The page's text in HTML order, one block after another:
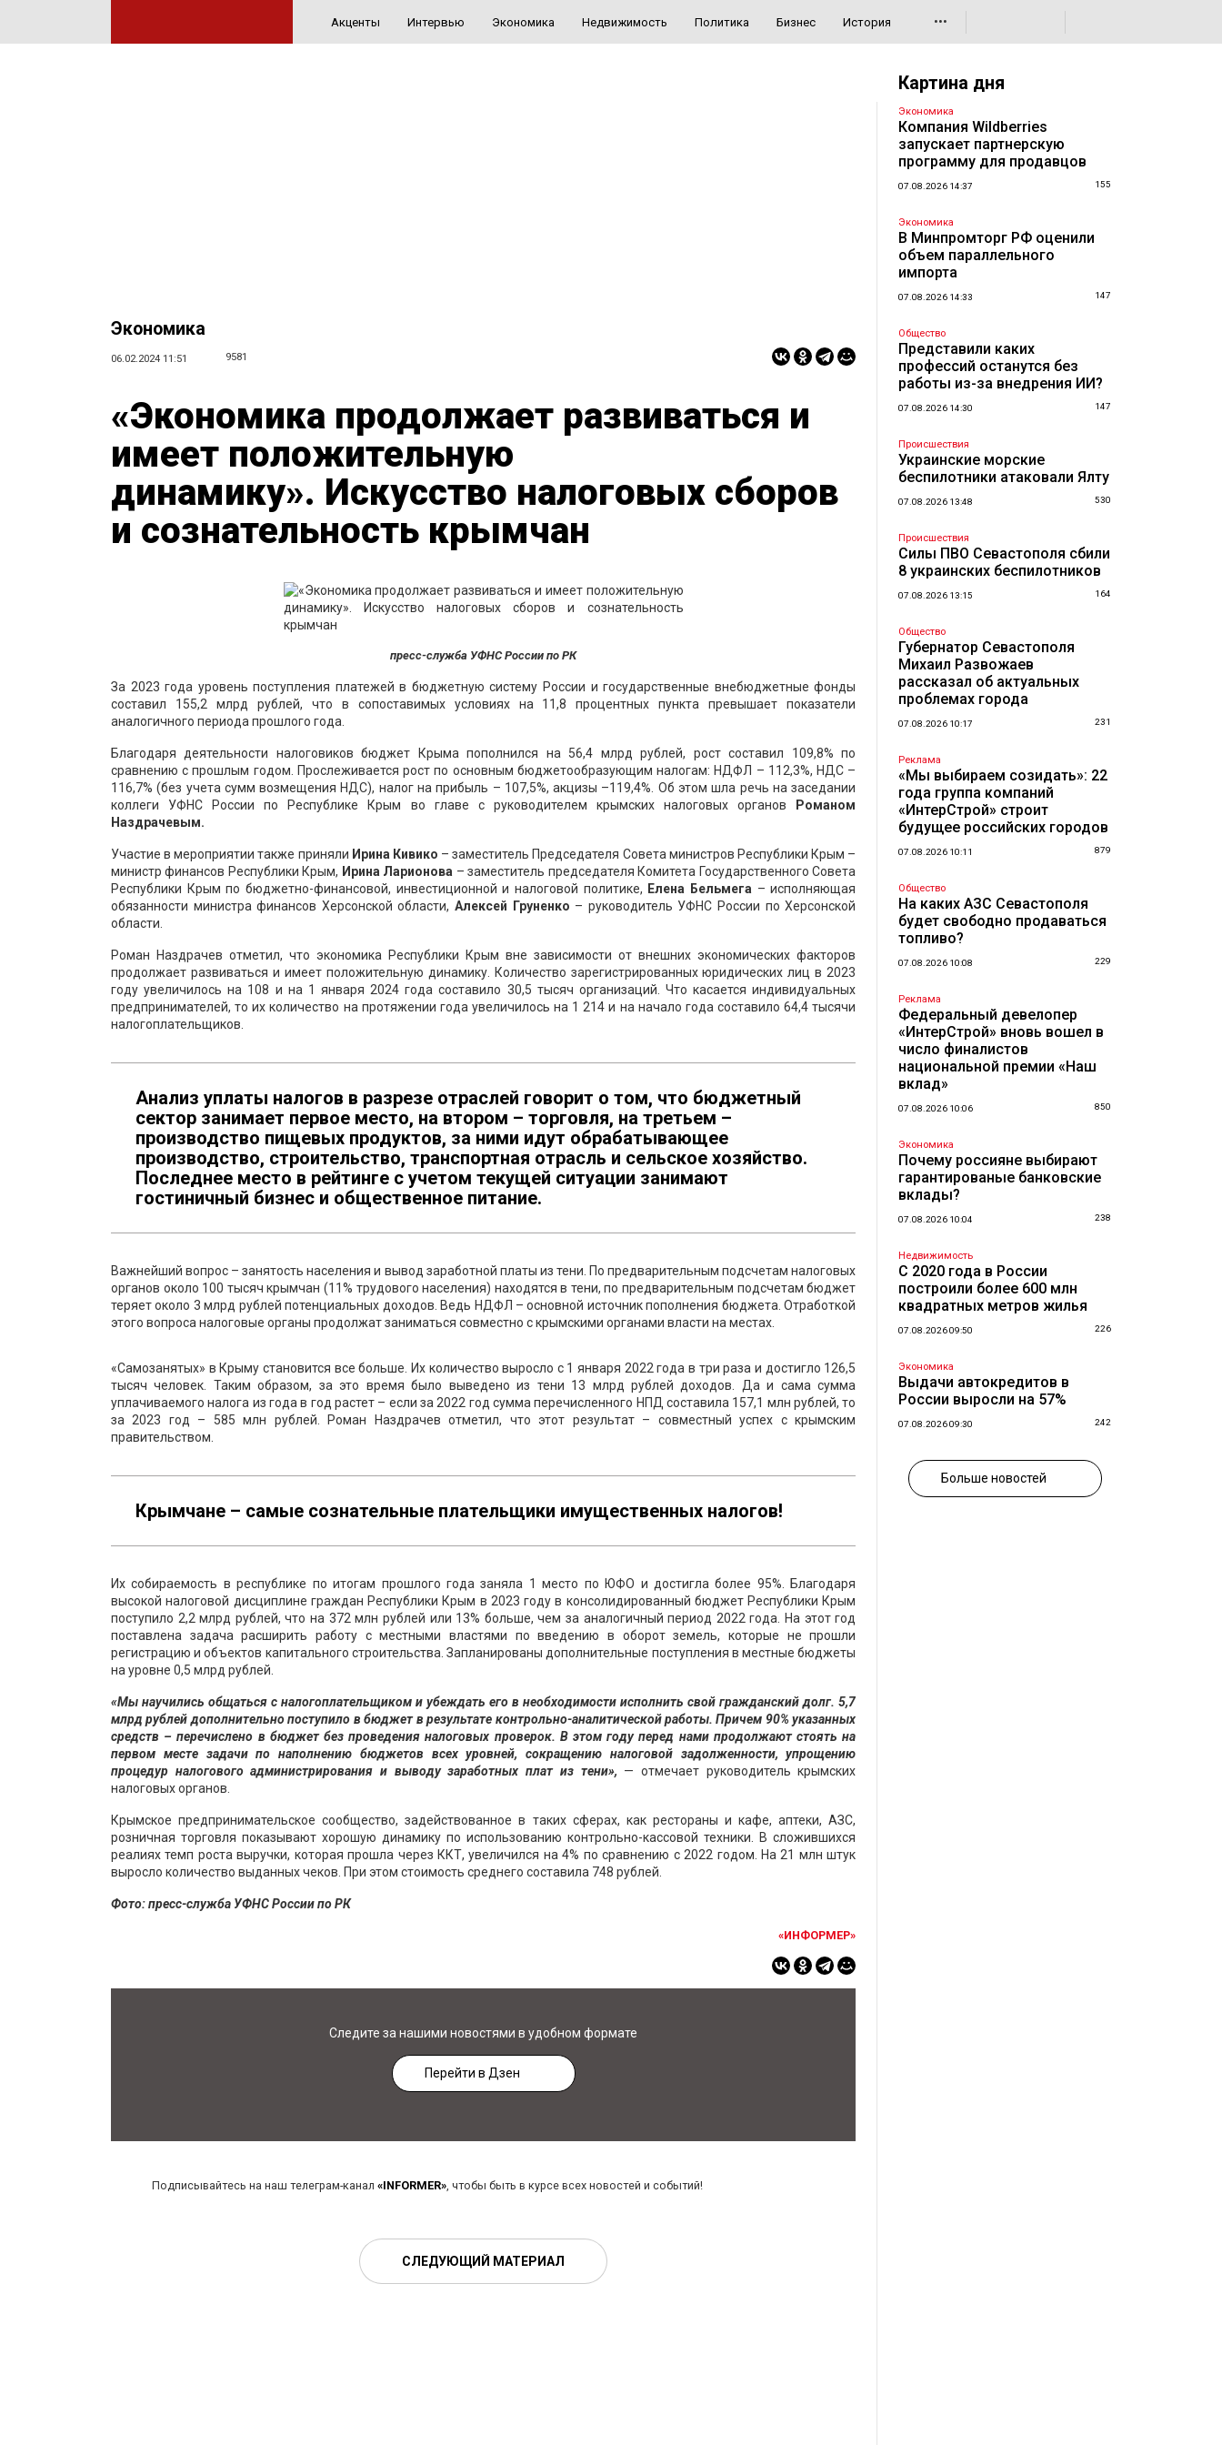
Акценты Интервью Экономика Недвижимость Политика Бизнес История •••
Экономика
06.02.2024 11:51 9581
«Экономика продолжает развиваться и
имеет положительную
динамику». Искусство налоговых сборов
и сознательность крымчан
пресс-служба УФНС России по РК
За 2023 года уровень поступления платежей в бюджетную систему России и государственные внебюджетные фонды
составил 155,2 млрд рублей, что в сопоставимых условиях на 11,8 процентных пункта превышает показатели
аналогичного периода прошлого года.
Благодаря деятельности налоговиков бюджет Крыма пополнился на 56,4 млрд рублей, рост составил 109,8% по
сравнению с прошлым годом. Прослеживается рост по основным бюджетообразующим налогам: НДФЛ – 112,3%, НДС –
116,7% (без учета сумм возмещения НДС), налог на прибыль – 107,5%, акцизы –119,4%. Об этом шла речь на заседании
коллеги УФНС России по Республике Крым во главе с руководителем крымских налоговых органов
Романом
Наздрачевым.
Участие в мероприятии также приняли Ирина Кивико – заместитель Председателя Совета министров Республики Крым –
министр финансов Республики Крым, Ирина Ларионова – заместитель председателя Комитета Государственного Совета
Республики Крым по бюджетно-финансовой, инвестиционной и налоговой политике, Елена Бельмега – исполняющая
обязанности министра финансов Херсонской области,Алексей Груненко – руководитель УФНС России по Херсонской
области.
Роман Наздрачев отметил, что экономика Республики Крым вне зависимости от внешних экономических факторов
продолжает развиваться и имеет положительную динамику. Количество зарегистрированных юридических лиц в 2023
году увеличилось на 108 и на 1 января 2024 года составило 30,5 тысяч организаций. Что касается индивидуальных
предпринимателей, то их количество на протяжении года увеличилось на 1 214 и на начало года составило 64,4 тысячи
налогоплательщиков.
Анализ уплаты налогов в разрезе отраслей говорит о том, что бюджетный
сектор занимает первое место, на втором – торговля, на третьем –
производство пищевых продуктов, за ними идут обрабатывающее
производство, строительство, транспортная отрасль и сельское хозяйство.
Последнее место в рейтинге с учетом текущей ситуации занимают
гостиничный бизнес и общественное питание.
Важнейший вопрос – занятость населения и вывод заработной платы из тени. По предварительным подсчетам налоговых
органов около 100 тысяч крымчан (11% трудового населения) находятся в тени, по предварительным подсчетам бюджет
теряет около 3 млрд рублей потенциальных доходов. Ведь НДФЛ – основной источник пополнения бюджета. Отработкой
этого вопроса налоговые органы продолжат заниматься совместно с крымскими органами власти на местах.
«Самозанятых» в Крыму становится все больше. Их количество выросло с 1 января 2022 года в три раза и достигло 126,5
тысяч человек. Таким образом, за это время было выведено из тени 13 млрд рублей доходов. Да и сама сумма
уплачиваемого налога из года в год растет – если за 2022 год сумма перечисленного НПД составила 157,1 млн рублей, то
за 2023 год – 585 млн рублей. Роман Наздрачев отметил, что этот результат – совместный успех с крымским
правительством.
Крымчане – самые сознательные плательщики имущественных налогов!
Их собираемость в республике по итогам прошлого года заняла 1 место по ЮФО и достигла более 95%. Благодаря
высокой налоговой дисциплине граждан Республики Крым в 2023 году в консолидированный бюджет Республики Крым
поступило 2,2 млрд рублей, что на 372 млн рублей или 13% больше, чем за аналогичный период 2022 года. На этот год
поставлена задача расширить работу с местными властями по введению в оборот земель, которые не прошли
регистрацию и объектов капитального строительства. Запланированы дополнительные поступления в местные бюджеты
на уровне 0,5 млрд рублей.
«Мы научились общаться с налогоплательщиком и убеждать его в необходимости исполнить свой гражданский долг.5,7
млрд рублей дополнительно поступило в бюджет в результате контрольно-аналитической работы. Причем 90% указанных
средств – перечислено в бюджет без проведения налоговых проверок. В этом году перед нами продолжают стоять на
первом месте задачи по наполнению бюджетов всех уровней, сокращению налоговой задолженности, упрощению
процедур налогового администрирования и выводу заработных плат из тени», — отмечает руководитель крымских
налоговых органов.
Крымское предпринимательское сообщество, задействованное в таких сферах, как рестораны и кафе, аптеки, АЗС,
розничная торговля показывают хорошую динамику по использованию контрольно-кассовой техники. В сложившихся
реалиях темп роста выручки, которая прошла через ККТ, увеличился на 4% по сравнению с 2022 годом. На 21 млн штук
выросло количество выданных чеков. При этом стоимость среднего составила 748 рублей.
Фото: пресс-служба УФНС России по РК
«ИНФОРМЕР»
Следите за нашими новостями в удобном формате
Перейти в Дзен
Подписывайтесь на наш телеграм-канал «INFORMER», чтобы быть в курсе всех новостей и событий!
СЛЕДУЮЩИЙ МАТЕРИАЛ
Картина дня
Экономика
Компания Wildberries
запускает партнерскую
программу для продавцов
07.08.2026 14:37 155
Экономика
В Минпромторг РФ оценили
объем параллельного
импорта
07.08.2026 14:33 147
Общество
Представили каких
профессий останутся без
работы из-за внедрения ИИ?
07.08.2026 14:30 147
Происшествия
Украинские морские
беспилотники атаковали Ялту
07.08.2026 13:48 530
Происшествия
Силы ПВО Севастополя сбили
8 украинских беспилотников
07.08.2026 13:15 164
Общество
Губернатор Севастополя
Михаил Развожаев
рассказал об актуальных
проблемах города
07.08.2026 10:17 231
Реклама
«Мы выбираем созидать»: 22
года группа компаний
«ИнтерСтрой» строит
будущее российских городов
07.08.2026 10:11 879
Общество
На каких АЗС Севастополя
будет свободно продаваться
топливо?
07.08.2026 10:08 229
Реклама
Федеральный девелопер
«ИнтерСтрой» вновь вошел в
число финалистов
национальной премии «Наш
вклад»
07.08.2026 10:06 850
Экономика
Почему россияне выбирают
гарантированые банковские
вклады?
07.08.2026 10:04 238
Недвижимость
С 2020 года в России
построили более 600 млн
квадратных метров жилья
07.08.2026 09:50 226
Экономика
Выдачи автокредитов в
России выросли на 57%
07.08.2026 09:30 242
Больше новостей